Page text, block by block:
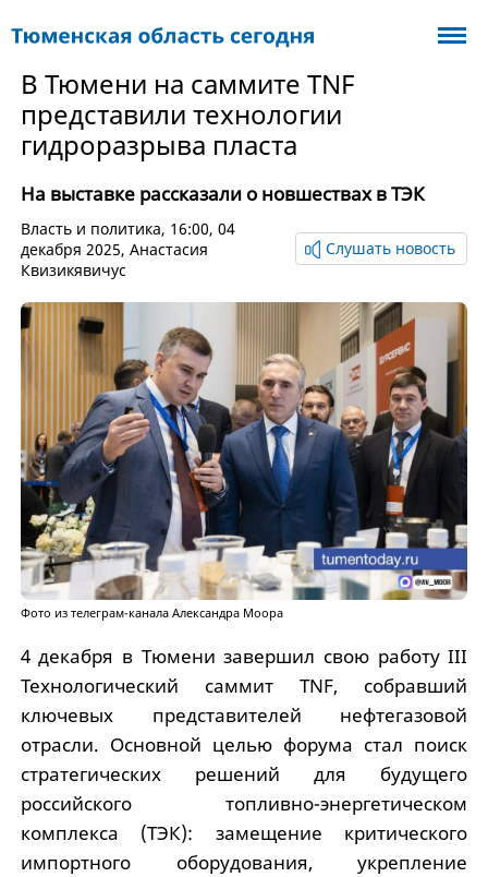
В Тюмени на саммите TNF
представили технологии
гидроразрыва пласта
На выставке рассказали о новшествах в ТЭК
Власть и политика, 16:00, 04
декабря 2025, Анастасия
Квизикявичус
Слушать новость
Фото из телеграм-канала Александра Моора
4 декабря в Тюмени завершил свою работу III
Технологический саммит TNF, собравший
ключевых представителей нефтегазовой
отрасли. Основной целью форума стал поиск
стратегических решений для будущего
российского топливно-энергетическом
комплекса (ТЭК): замещение критического
импортного оборудования, укрепление